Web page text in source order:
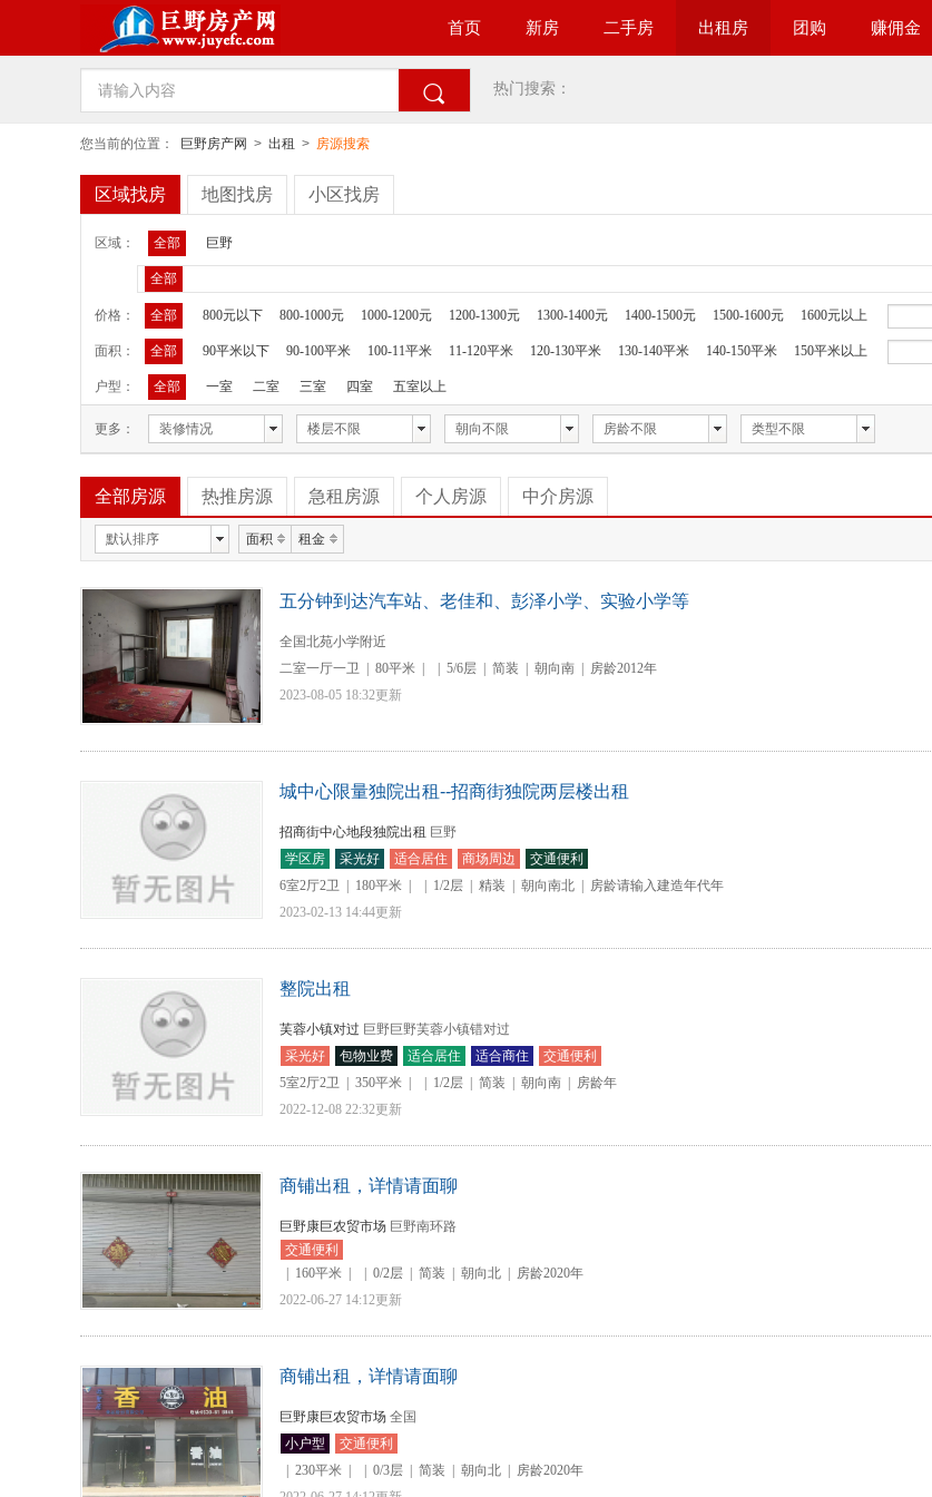
首页 新房 二手房 出租房 团购 赚佣金
 热门搜索：
您当前的位置： 巨野房产网 > 出租 > 房源搜索
区域找房 地图找房 小区找房
区域： 全部 巨野
全部
价格： 全部 800元以下 800-1000元 1000-1200元 1200-1300元 1300-1400元 1400-1500元 1500-1600元 1600元以上
面积： 全部 90平米以下 90-100平米 100-11平米 11-120平米 120-130平米 130-140平米 140-150平米 150平米以上
户型： 全部 一室 二室 三室 四室 五室以上
更多： 装修情况 楼层不限 朝向不限 房龄不限 类型不限
全部房源 热推房源 急租房源 个人房源 中介房源
默认排序 面积 租金
五分钟到达汽车站、老佳和、彭泽小学、实验小学等
全国北苑小学附近
二室一厅一卫
80平米 5/6层 简装 朝向南
房龄2012年
2023-08-05 18:32更新
城中心限量独院出租--招商街独院两层楼出租
招商街中心地段独院出租 巨野
学区房
采光好 适合居住 商场周边
交通便利
6室2厅2卫
180平米 1/2层 精装 朝向南北
房龄请输入建造年代年
2023-02-13 14:44更新
整院出租
芙蓉小镇对过 巨野巨野芙蓉小镇错对过
采光好
包物业费 适合居住 适合商住
交通便利
5室2厅2卫
350平米 1/2层 简装 朝向南
房龄年
2022-12-08 22:32更新
商铺出租，详情请面聊
巨野康巨农贸市场 巨野南环路
交通便利
160平米 0/2层 简装 朝向北
房龄2020年
2022-06-27 14:12更新
商铺出租，详情请面聊
巨野康巨农贸市场 全国
小户型
交通便利
230平米 0/3层 简装 朝向北
房龄2020年